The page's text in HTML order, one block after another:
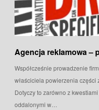
Agencja reklamowa –
Współcześnie prowadzenie
właściciela powierzenia
Dotyczy to zarówno z
oddalonymi w…